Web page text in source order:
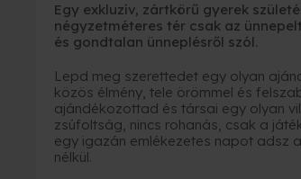
Egy exkluzív, zártkörű gyerek
négyzetméteres tér csak az
és gondtalan ünneplésről szól.
Lepd meg szerettedet egy olyan
közös élmény, tele örömmel és
ajándékozottad és társai egy olyan
zsúfoltság, nincs rohanás, csak a
egy igazán emlékezetes napot adsz
nélkül.